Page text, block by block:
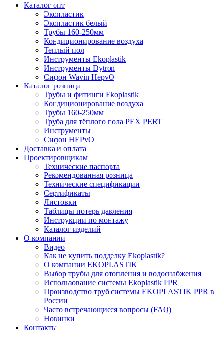
Каталог опт
Экопластик
Экопластик белый
Трубы 160-250мм
Кондиционирование воздуха
Теплый пол
Инструменты Ekoplastik
Инструменты Dytron
Сифон Wavin HepvO
Каталог розница
Трубы и фитинги Ekoplastik
Кондиционирование воздуха
Трубы 160-250мм
Труба для тёплого пола PEX PERT
Инструменты
Сифон HEPvO
Доставка и оплата
Проектировщикам
Технические паспорта
Рекомендованная розница
Технические спецификации
Сертификаты
Листовки
Таблицы потерь давления
Инструкции по монтажу
Каталог изделий
О компании
Видео
Как не купить подделку Ekoplastik?
О компании EKOPLASTIK
Выбор трубы для отопления и водоснабжения
Использование системы Ekoplastik PPR
Производство труб системы EKOPLASTIK PPR в
России
Часто встречающиеся вопросы (FAQ)
Новинки
Контакты